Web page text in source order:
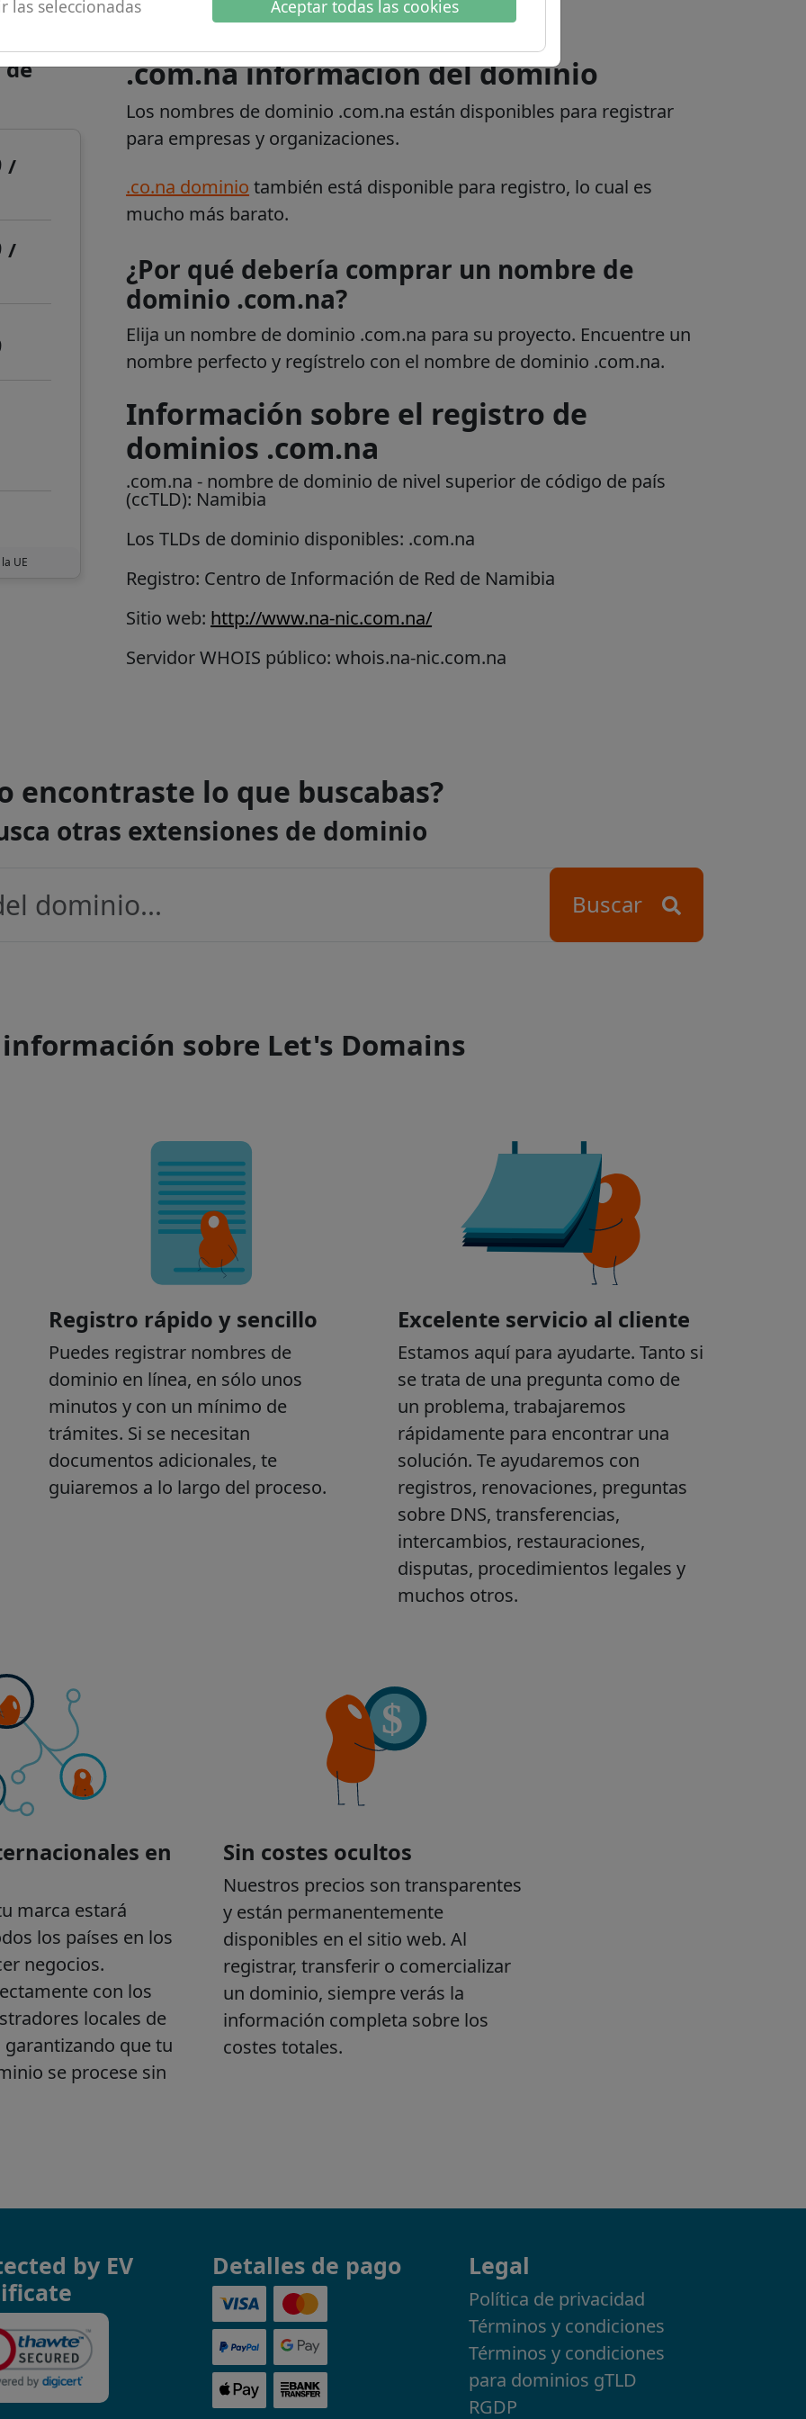
las seleccionadas Aceptar todas las cookies
/
/
UE
.com.na información del dominio
Los nombres de dominio .com.na están disponibles para registrar
para empresas y organizaciones.
.co.na dominio también está disponible para registro, lo cual es
mucho más barato.
¿Por qué debería comprar un nombre de
dominio .com.na?
Elija un nombre de dominio .com.na para su proyecto. Encuentre un
nombre perfecto y regístrelo con el nombre de dominio .com.na.
Información sobre el registro de
dominios .com.na
.com.na - nombre de dominio de nivel superior de código de país
(ccTLD): Namibia
Los TLDs de dominio disponibles: .com.na
Registro: Centro de Información de Red de Namibia
Sitio web: http://www.na-nic.com.na/
Servidor WHOIS público: whois.na-nic.com.na
encontraste lo que buscabas?
otras extensiones de dominio
Buscar
by EV
Detalles de pago Legal
Política de privacidad
Términos y condiciones
Términos y condiciones
para dominios gTLD
RGDP